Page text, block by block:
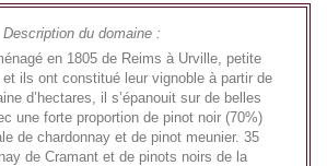
Description du domaine :
en 1805 de Reims à Urville, petite
et ils ont constitué leur vignoble à partir de
d’hectares, il s’épanouit sur de belles
une forte proportion de pinot noir (70%)
de chardonnay et de pinot meunier. 35
de Cramant et de pinots noirs de la